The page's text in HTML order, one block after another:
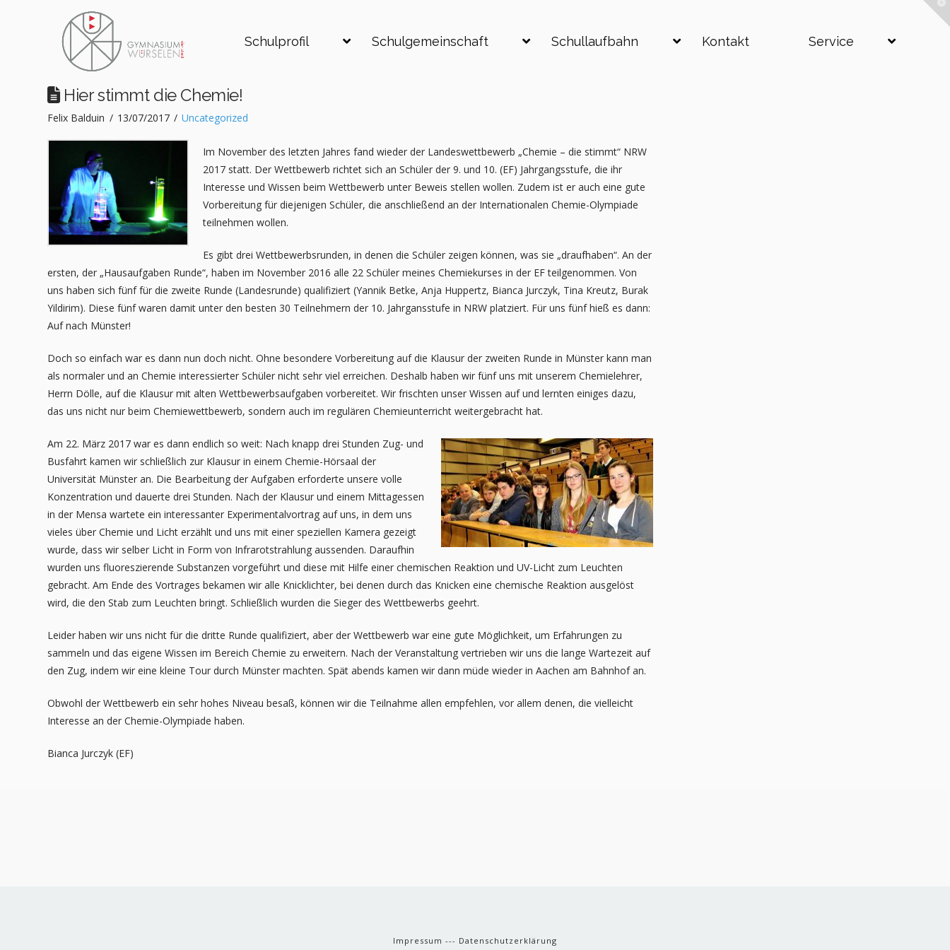
Schulprofil Schulgemeinschaft Schullaufbahn Kontakt Service
Hier stimmt die Chemie!
Felix Balduin 13/07/2017 Uncategorized
Im November des letzten Jahres fand wieder der Landeswettbewerb „Chemie – die stimmt“ NRW
2017 statt. Der Wettbewerb richtet sich an Schüler der 9. und 10. (EF) Jahrgangsstufe, die ihr
Interesse und Wissen beim Wettbewerb unter Beweis stellen wollen. Zudem ist er auch eine gute
Vorbereitung für diejenigen Schüler, die anschließend an der Internationalen Chemie-Olympiade
teilnehmen wollen.
Es gibt drei Wettbewerbsrunden, in denen die Schüler zeigen können, was sie „draufhaben“. An der
ersten, der „Hausaufgaben Runde“, haben im November 2016 alle 22 Schüler meines Chemiekurses in der EF teilgenommen. Von
uns haben sich fünf für die zweite Runde (Landesrunde) qualifiziert (Yannik Betke, Anja Huppertz, Bianca Jurczyk, Tina Kreutz, Burak
Yildirim). Diese fünf waren damit unter den besten 30 Teilnehmern der 10. Jahrgansstufe in NRW platziert. Für uns fünf hieß es dann:
Auf nach Münster!
Doch so einfach war es dann nun doch nicht. Ohne besondere Vorbereitung auf die Klausur der zweiten Runde in Münster kann man
als normaler und an Chemie interessierter Schüler nicht sehr viel erreichen. Deshalb haben wir fünf uns mit unserem Chemielehrer,
Herrn Dölle, auf die Klausur mit alten Wettbewerbsaufgaben vorbereitet. Wir frischten unser Wissen auf und lernten einiges dazu,
das uns nicht nur beim Chemiewettbewerb, sondern auch im regulären Chemieunterricht weitergebracht hat.
Am 22. März 2017 war es dann endlich so weit: Nach knapp drei Stunden Zug- und
Busfahrt kamen wir schließlich zur Klausur in einem Chemie-Hörsaal der
Universität Münster an. Die Bearbeitung der Aufgaben erforderte unsere volle
Konzentration und dauerte drei Stunden. Nach der Klausur und einem Mittagessen
in der Mensa wartete ein interessanter Experimentalvortrag auf uns, in dem uns
vieles über Chemie und Licht erzählt und uns mit einer speziellen Kamera gezeigt
wurde, dass wir selber Licht in Form von Infrarotstrahlung aussenden. Daraufhin
wurden uns fluoreszierende Substanzen vorgeführt und diese mit Hilfe einer chemischen Reaktion und UV-Licht zum Leuchten
gebracht. Am Ende des Vortrages bekamen wir alle Knicklichter, bei denen durch das Knicken eine chemische Reaktion ausgelöst
wird, die den Stab zum Leuchten bringt. Schließlich wurden die Sieger des Wettbewerbs geehrt.
Leider haben wir uns nicht für die dritte Runde qualifiziert, aber der Wettbewerb war eine gute Möglichkeit, um Erfahrungen zu
sammeln und das eigene Wissen im Bereich Chemie zu erweitern. Nach der Veranstaltung vertrieben wir uns die lange Wartezeit auf
den Zug, indem wir eine kleine Tour durch Münster machten. Spät abends kamen wir dann müde wieder in Aachen am Bahnhof an.
Obwohl der Wettbewerb ein sehr hohes Niveau besaß, können wir die Teilnahme allen empfehlen, vor allem denen, die vielleicht
Interesse an der Chemie-Olympiade haben.
Bianca Jurczyk (EF)
Impressum --- Datenschutzerklärung